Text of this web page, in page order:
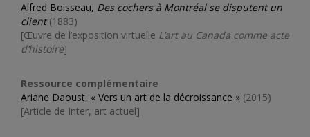
Alfred Boisseau, Des cochers à Montréal se disputent un
client(1883)
[Œuvre de l’exposition virtuelle L’art au Canada comme acte
d’histoire]
Ressource complémentaire
Ariane Daoust, « Vers un art de la décroissance » (2015)
[Article de Inter, art actuel]